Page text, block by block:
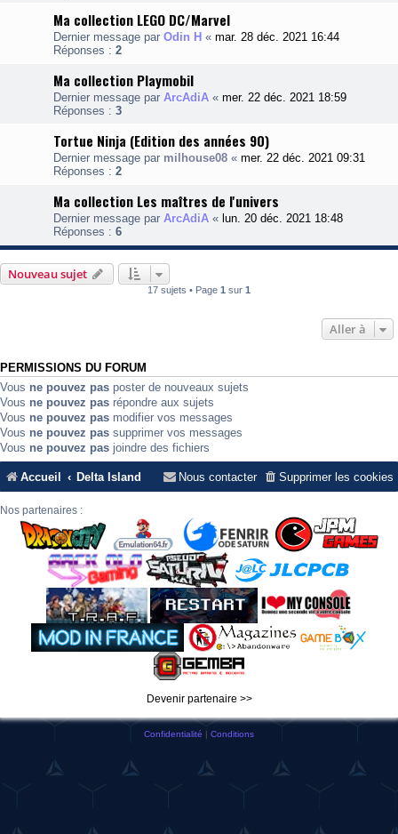
Ma collection LEGO DC/Marvel
Dernier message par Odin H « mar. 28 déc. 2021 16:44
Réponses : 2
Ma collection Playmobil
Dernier message par ArcAdiA « mer. 22 déc. 2021 18:59
Réponses : 3
Tortue Ninja (Edition des années 90)
Dernier message par milhouse08 « mer. 22 déc. 2021 09:31
Réponses : 2
Ma collection Les maîtres de l'univers
Dernier message par ArcAdiA « lun. 20 déc. 2021 18:48
Réponses : 6
Nouveau sujet
17 sujets • Page 1 sur 1
Aller à
PERMISSIONS DU FORUM
Vous ne pouvez pas poster de nouveaux sujets
Vous ne pouvez pas répondre aux sujets
Vous ne pouvez pas modifier vos messages
Vous ne pouvez pas supprimer vos messages
Vous ne pouvez pas joindre des fichiers
Accueil Delta Island Supprimer les cookies
Nous contacter
Nos partenaires :
Devenir partenaire >>
Confidentialité | Conditions